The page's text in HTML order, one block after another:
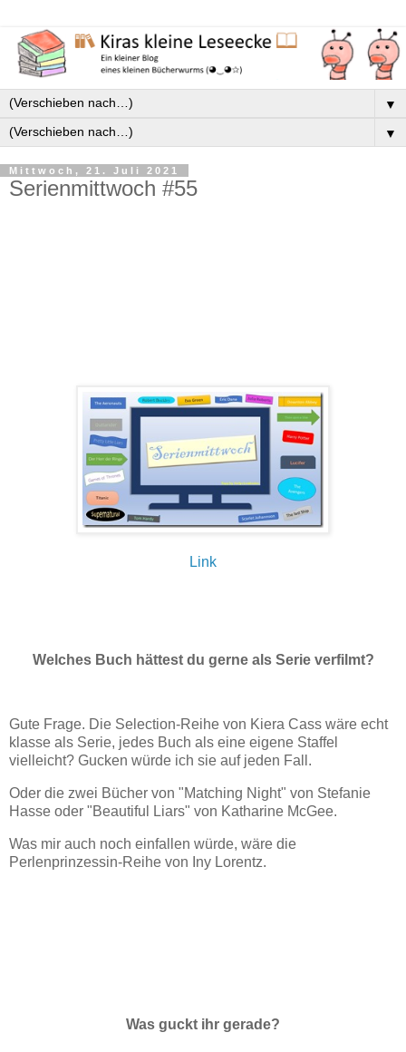
▼
▼
Mittwoch, 21. Juli 2021
Serienmittwoch #55
Link
Welches Buch hättest du gerne als Serie verfilmt?
Gute Frage. Die Selection-Reihe von Kiera Cass wäre echt
klasse als Serie, jedes Buch als eine eigene Staffel
vielleicht? Gucken würde ich sie auf jeden Fall.
Oder die zwei Bücher von "Matching Night" von Stefanie
Hasse oder "Beautiful Liars" von Katharine McGee.
Was mir auch noch einfallen würde, wäre die
Perlenprinzessin-Reihe von Iny Lorentz.
Was guckt ihr gerade?